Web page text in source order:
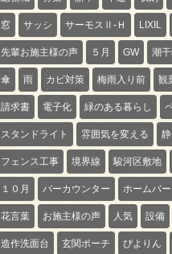
窓 サッシ サーモスⅡ-Ｈ LIXIL
先輩お施主様の声 ５月 GW 潮干
傘 雨 カビ対策 梅雨入り前 観
請求書 電子化 緑のある暮らし
スタンドライト 雰囲気を変える
フェンス工事 境界線 駿河区敷地
１０月 バーカウンター ホームバー
花言葉 お施主様の声 人気 設備
造作洗面台 玄関ポーチ ぴよりん